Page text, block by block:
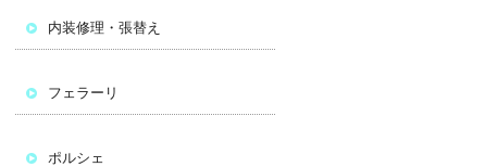
内装修理・張替え
フェラーリ
ポルシェ